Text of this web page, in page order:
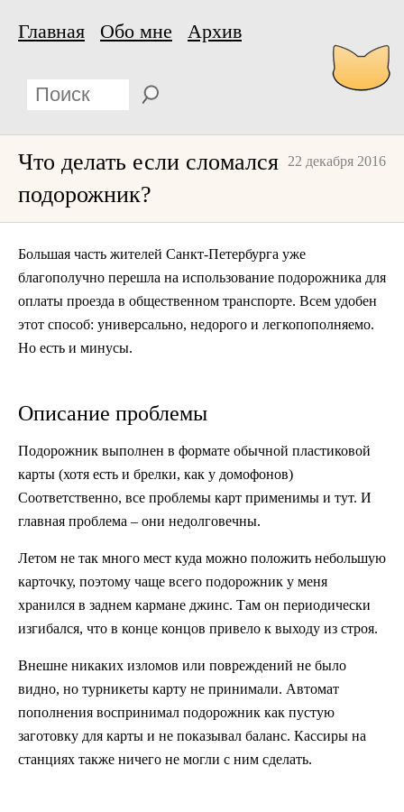
Главная Обо мне Архив
22 декабря 2016
Что делать если сломался
подорожник?
Большая часть жителей Санкт-Петербурга уже
благополучно перешла на использование подорожника для
оплаты проезда в общественном транспорте. Всем удобен
этот способ: универсально, недорого и легкопополняемо.
Но есть и минусы.
Описание проблемы
Подорожник выполнен в формате обычной пластиковой
карты (хотя есть и брелки, как у домофонов)
Соответственно, все проблемы карт применимы и тут. И
главная проблема – они недолговечны.
Летом не так много мест куда можно положить небольшую
карточку, поэтому чаще всего подорожник у меня
хранился в заднем кармане джинс. Там он периодически
изгибался, что в конце концов привело к выходу из строя.
Внешне никаких изломов или повреждений не было
видно, но турникеты карту не принимали. Автомат
пополнения воспринимал подорожник как пустую
заготовку для карты и не показывал баланс. Кассиры на
станциях также ничего не могли с ним сделать.